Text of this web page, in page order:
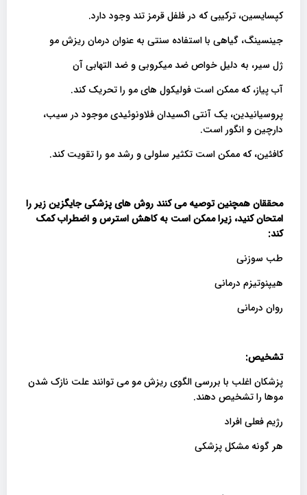
کپسایسین، ترکیبی که در فلفل قرمز تند وجود دارد.
جینسینگ، گیاهی با استفاده سنتی به عنوان درمان ریزش مو
ژل سیر، به دلیل خواص ضد میکروبی و ضد التهابی آن
آب پیاز، که ممکن است فولیکول های مو را تحریک کند.
پروسیانیدین، ​​یک آنتی اکسیدان فلاونوئیدی موجود در سیب،
دارچین و انگور است.
کافئین، که ممکن است تکثیر سلولی و رشد مو را تقویت کند.
محققان همچنین توصیه می کنند روش های پزشکی جایگزین زیر را
امتحان کنید، زیرا ممکن است به کاهش استرس و اضطراب کمک
کند:
طب سوزنی
هیپنوتیزم درمانی
روان درمانی
تشخیص:
پزشکان اغلب با بررسی الگوی ریزش مو می توانند علت نازک شدن
موها را تشخیص دهند.
رژیم فعلی افراد
هر گونه مشکل پزشکی